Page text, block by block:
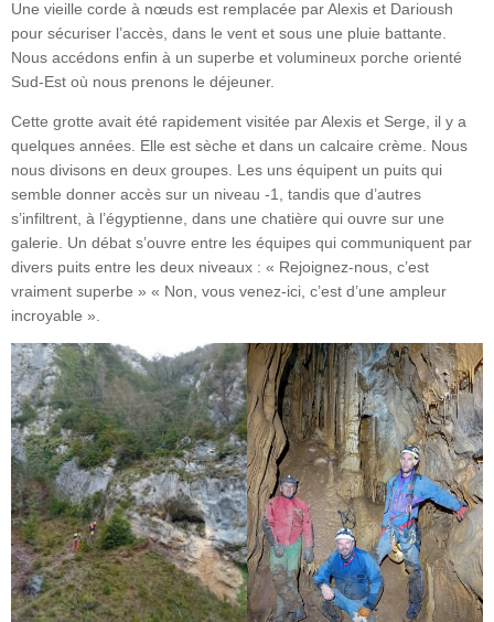
Une vieille corde à nœuds est remplacée par Alexis et Darioush
pour sécuriser l’accès, dans le vent et sous une pluie battante.
Nous accédons enfin à un superbe et volumineux porche orienté
Sud-Est où nous prenons le déjeuner.
Cette grotte avait été rapidement visitée par Alexis et Serge, il y a
quelques années. Elle est sèche et dans un calcaire crème. Nous
nous divisons en deux groupes. Les uns équipent un puits qui
semble donner accès sur un niveau -1, tandis que d’autres
s’infiltrent, à l’égyptienne, dans une chatière qui ouvre sur une
galerie. Un débat s’ouvre entre les équipes qui communiquent par
divers puits entre les deux niveaux : « Rejoignez-nous, c’est
vraiment superbe » « Non, vous venez-ici, c’est d’une ampleur
incroyable ».